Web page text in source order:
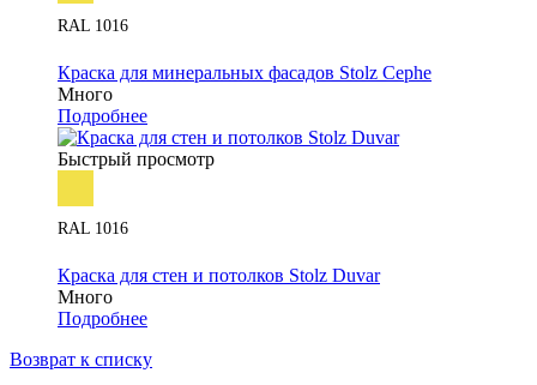
RAL 1016
Краска для минеральных фасадов Stolz Cephe
Много
Подробнее
Быстрый просмотр
RAL 1016
Краска для стен и потолков Stolz Duvar
Много
Подробнее
Возврат к списку